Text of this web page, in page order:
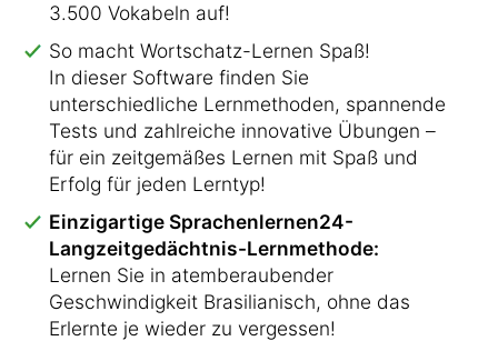
3.500 Vokabeln auf!
So macht Wortschatz-Lernen Spaß!
In dieser Software finden Sie
unterschiedliche Lernmethoden, spannende
Tests und zahlreiche innovative Übungen –
für ein zeitgemäßes Lernen mit Spaß und
Erfolg für jeden Lerntyp!
Einzigartige Sprachenlernen24-
Langzeitgedächtnis-Lernmethode:
Lernen Sie in atemberaubender
Geschwindigkeit Brasilianisch, ohne das
Erlernte je wieder zu vergessen!